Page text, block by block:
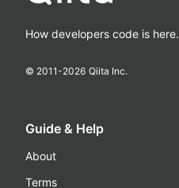
How developers code is here.
© 2011-2026 Qiita Inc.
Guide & Help
About
Terms